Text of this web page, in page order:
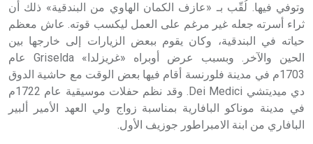
- هل تعلم أن أبجر Abgar اسم معروف جيداً يعود إلى عدد من
الملوك الذين حكموا مدينة إديسا (الرها) من أبجر الأول وحتى
التاسع، وهم ينتسبون إلى أسرة أوسروين
- هل تعلم أن الأبجدية الكنعانية تتألف من /22/ علامة كتابية
sign تكتب منفصلة غير متصلة، وتعتمد المبدأ الأكوروفوني،
وتوفي فيها. لُقّب بـ «عازف الكمان الهاوي من البندقية» ذلك أن
ثراء أسرته جعله غير مرغم على العمل ليكسب قوته. عاش معظم
حياته في البندقية، وكان يقوم ببعض الزيارات إلى خارجها بين
الحين والآخر. وبسبب عرض أوبراه «غريزلدا» Griselda عام
1703م في مدينة فلورنسة أقام فيها بعض الوقت مع حاشية الدوق
دي ميديتشي Dei Medici. وقد نظم حفلات موسيقية عام 1722م
في مدينة موناكو البافارية بمناسبة زواج ولي العهد الأمير ألبير
البافاري من ابنة الامبراطور جوزيف الأول.